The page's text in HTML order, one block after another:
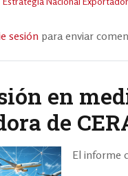
sesión para enviar
en
de
El informe